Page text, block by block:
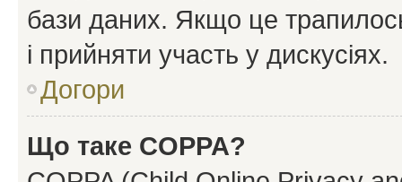
бази даних. Якщо це
і прийняти участь у дискусіях.
Догори
Що таке COPPA?